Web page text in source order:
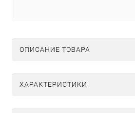
ОПИСАНИЕ ТОВАРА
ХАРАКТЕРИСТИКИ